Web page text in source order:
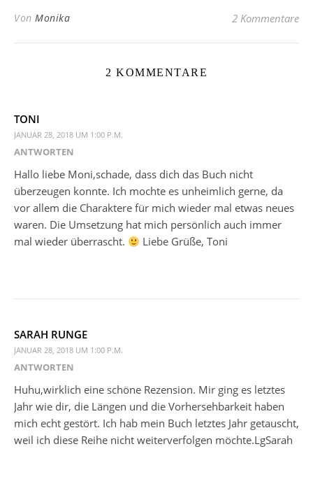
Von Monika 2 Kommentare
2 KOMMENTARE
TONI
JANUAR 28, 2018 UM 1:00 P.M.
ANTWORTEN
Hallo liebe Moni,schade, dass dich das Buch nicht
überzeugen konnte. Ich mochte es unheimlich gerne, da
vor allem die Charaktere für mich wieder mal etwas neues
waren. Die Umsetzung hat mich persönlich auch immer
mal wieder überrascht.
Liebe Grüße, Toni
SARAH RUNGE
JANUAR 28, 2018 UM 1:00 P.M.
ANTWORTEN
Huhu,wirklich eine schöne Rezension. Mir ging es letztes
Jahr wie dir, die Längen und die Vorhersehbarkeit haben
mich echt gestört. Ich hab mein Buch letztes Jahr getauscht,
weil ich diese Reihe nicht weiterverfolgen möchte.LgSarah